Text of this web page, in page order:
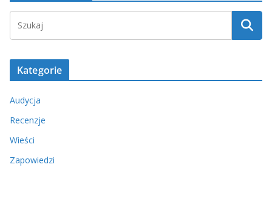
Kategorie
Audycja
Recenzje
Wieści
Zapowiedzi